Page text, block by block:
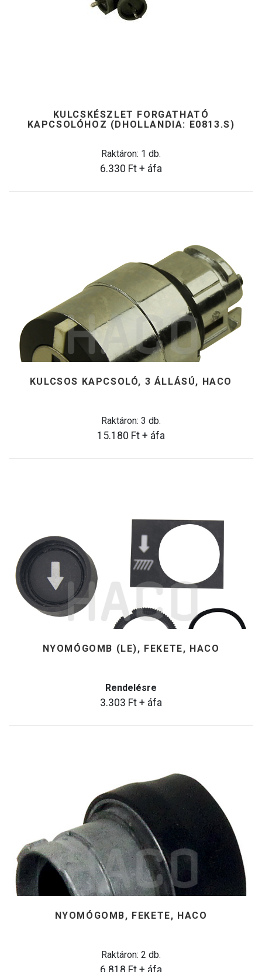
KULCSKÉSZLET FORGATHATÓ
KAPCSOLÓHOZ (DHOLLANDIA: E0813.S)
Raktáron: 1 db.
6.330 Ft + áfa
KULCSOS KAPCSOLÓ, 3 ÁLLÁSÚ, HACO
Raktáron: 3 db.
15.180 Ft + áfa
NYOMÓGOMB (LE), FEKETE, HACO
Rendelésre
3.303 Ft + áfa
NYOMÓGOMB, FEKETE, HACO
Raktáron: 2 db.
6.818 Ft + áfa